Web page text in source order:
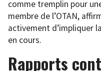
comme tremplin pour
membre de l’OTAN,
activement d’impliquer
en cours.
Rapports